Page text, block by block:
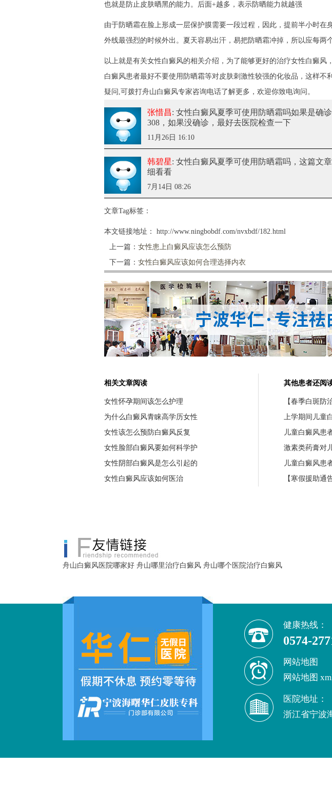
也就是防止皮肤晒黑的能力。后面+越多，表示防晒能力就越强
由于防晒霜在脸上形成一层保护膜需要一段过程，因此，提前半小时在
外线最强烈的时候外出。夏天容易出汗，易把防晒霜冲掉，所以应每两
以上就是有关女性白癜风的相关介绍，为了能够更好的治疗女性白癜风，
白癜风患者最好不要使用防晒霜等对皮肤刺激性较强的化妆品，这样不
疑问,可拨打舟山白癜风专家咨询电话了解更多，欢迎你致电询问。
张惜昌: 女性白癜风夏季可使用防晒霜吗如果是确
308，如果没确诊，最好去医院检查一下
11月26日 16:10
韩碧星: 女性白癜风夏季可使用防晒霜吗，这篇文
细看看
7月14日 08:26
文章Tag标签：
本文链接地址：
http://www.ningbobdf.com/nvxbdf/182.html
上一篇： 女性患上白癜风应该怎么预防
下一篇： 女性白癜风应该如何合理选择内衣
相关文章阅读
女性怀孕期间该怎么护理
为什么白癜风青睐高学历女性
女性该怎么预防白癜风反复
女性脸部白癜风要如何科学护
女性阴部白癜风是怎么引起的
女性白癜风应该如何医治
其他患者还阅
【春季白斑防
上学期间儿童
儿童白癜风患
激素类药膏对
儿童白癜风患
【寒假援助通
舟山白癜风医院哪家好 舟山哪里治疗白癜风 舟山哪个医院治疗白癜风
健康热线：
0574-
网站地图
网站地图
医院地址：
浙江省宁波